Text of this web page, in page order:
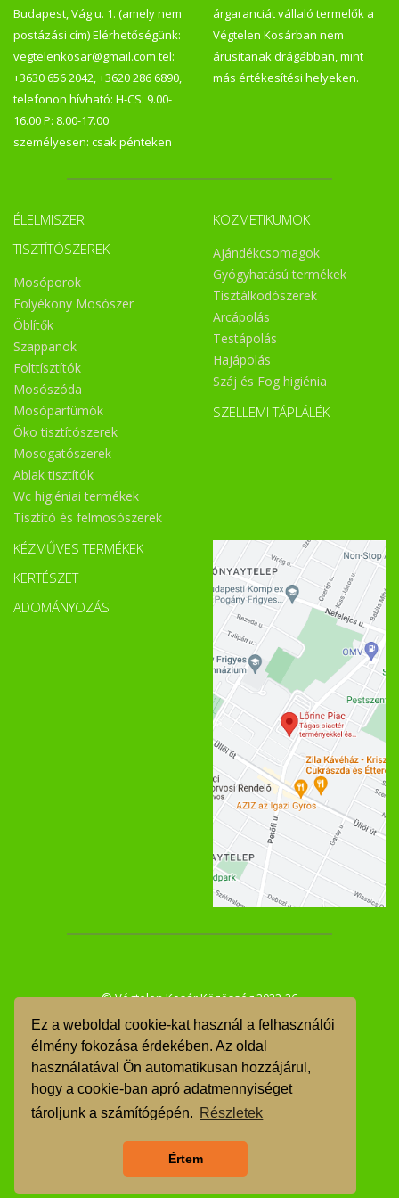
Ez a weboldal cookie-kat használ a felhasználói
élmény fokozása érdekében. Az oldal
használatával Ön automatikusan hozzájárul,
hogy a cookie-ban apró adatmennyiséget
tároljunk a számítógépén. Részletek
Értem
a leghatékonyabban veszik fel a harcot a vírusokkal szemben.
A vírusok egyszerű szerkezetének leggyengébb pontját, az
RNS-t, vagyis az örökítő anyagát körbevevő
lipidburokot/zsírréteget oldja fel. Így a folyékonyszappan
nemcsak kíméletesen tisztít, de hatástalanítja a bőrön levő
kórokozókat is. Gyógynövényes, kényeztető és prémium
kategóriából összesen hatféle, kézzel készített házi
szappanpor választható, melyeket újrahasznosított
papírcsomagolásban, nagy szeretettel kínáljuk az Önök
számára. sls-mentes állatkísérlet-mentes vegán pálmaolaj-
egészséges teljeskörű mindennapi bőrápolás a család
Budapest, Vág u. 1. (amely nem
postázási cím) Elérhetőségünk:
vegtelenkosar@gmail.com tel:
+3630 656 2042, +3620 286 6890,
telefonon hívható: H-CS: 9.00-
16.00 P: 8.00-17.00
személyesen: csak pénteken
árgaranciát vállaló termelők a
Végtelen Kosárban nem
árusítanak drágábban, mint
más értékesítési helyeken.
ÉLELMISZER
TISZTÍTÓSZEREK
Mosóporok
Folyékony Mosószer
Öblítők
Szappanok
Folttísztítók
Mosószóda
Mosóparfümök
Öko tisztítószerek
Mosogatószerek
Ablak tisztítók
Wc higiéniai termékek
Tisztító és felmosószerek
KOZMETIKUMOK
Ajándékcsomagok
Gyógyhatású termékek
Tisztálkodószerek
Arcápolás
Testápolás
Hajápolás
Száj és Fog higiénia
SZELLEMI TÁPLÁLÉK
KÉZMŰVES TERMÉKEK
KERTÉSZET
ADOMÁNYOZÁS
© Végtelen Kosár Közösség 2022-26
ÁSZF
GDPR
TMR
Árgarancia